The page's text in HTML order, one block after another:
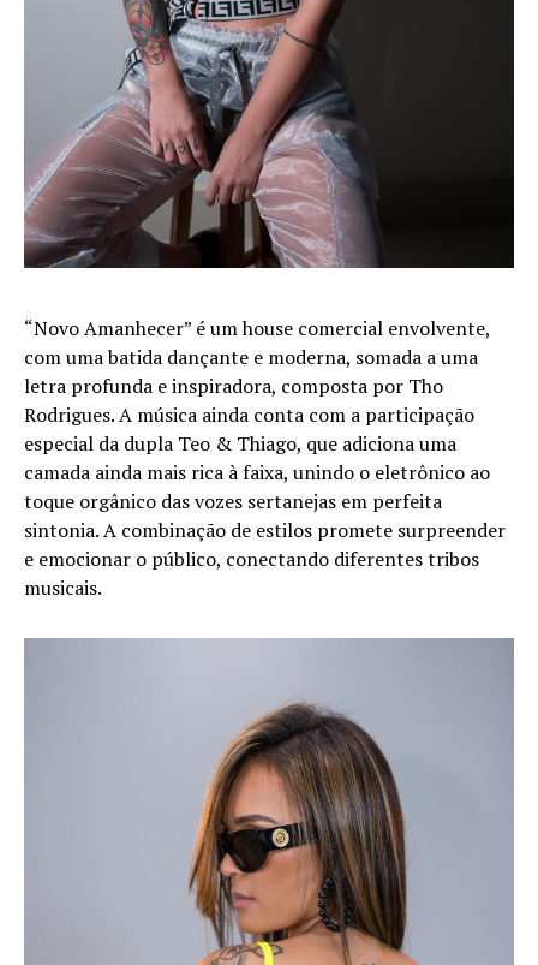
“Novo Amanhecer” é um house comercial envolvente,
com uma batida dançante e moderna, somada a uma
letra profunda e inspiradora, composta por Tho
Rodrigues. A música ainda conta com a participação
especial da dupla Teo & Thiago, que adiciona uma
camada ainda mais rica à faixa, unindo o eletrônico ao
toque orgânico das vozes sertanejas em perfeita
sintonia. A combinação de estilos promete surpreender
e emocionar o público, conectando diferentes tribos
musicais.